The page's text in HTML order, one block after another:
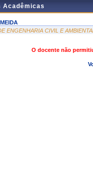
Acadêmicas
ENGENHARIA CIVIL E
O docente não